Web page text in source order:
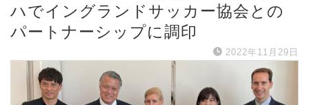
ハでイングランドサッカー協会との
パートナーシップに調印
2022年11月29日